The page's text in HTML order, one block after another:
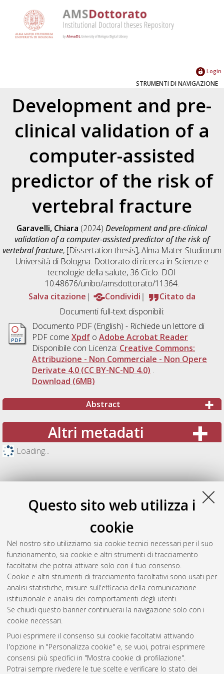
Questo sito web utilizza i
cookie
Nel nostro sito utilizziamo sia cookie tecnici necessari per il suo
funzionamento, sia cookie e altri strumenti di tracciamento
facoltativi che potrai attivare solo con il tuo consenso.
Cookie e altri strumenti di tracciamento facoltativi sono usati per
analisi statistiche, misure sull'efficacia della comunicazione
istituzionale e analisi dei comportamenti degli utenti.
Se chiudi questo banner continuerai la navigazione solo con i
cookie necessari.
Puoi esprimere il consenso sui cookie facoltativi attivando
l'opzione in "Personalizza cookie" e, se vuoi, potrai esprimere
consensi più specifici in "Mostra cookie di profilazione".
Potrai sempre rivedere le tue scelte e verificare lo stato dei
Login
STRUMENTI DI NAVIGAZIONE
Development and pre-
clinical validation of a
computer-assisted
predictor of the risk of
vertebral fracture
Garavelli, Chiara (2024)Development and pre-clinical
validation of a computer-assisted predictor of the risk of
vertebral fracture, [Dissertation thesis], Alma Mater Studiorum
Università di Bologna. Dottorato di ricerca in Scienze e
tecnologie della salute, 36 Ciclo. DOI
10.48676/unibo/amsdottorato/11364.
Salva citazione
Condividi
Citato da
Documenti full-text disponibili:
Documento PDF(English) - Richiede un lettore di
PDF come Xpdfo Adobe Acrobat Reader
Disponibile con Licenza: Creative Commons:
Attribuzione - Non Commerciale - Non Opere
Derivate 4.0 (CC BY-NC-ND 4.0) .
Download (6MB)
Abstract
Altri metadati
Loading...
Gestione del documento:
Atom
Rss 1.0
Rss 2.0